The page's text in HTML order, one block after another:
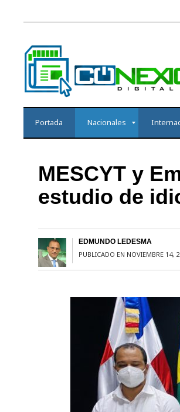
Portada Nacionales
MESCYT y
estudio de
EDMUNDO LEDESMA
PUBLICADO EN NOVIEMBRE 14,